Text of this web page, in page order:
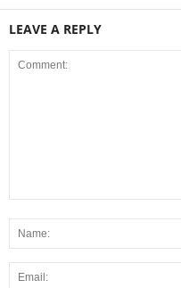
LEAVE A REPLY